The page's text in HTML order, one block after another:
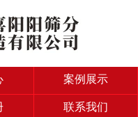
案例展示
联系我们